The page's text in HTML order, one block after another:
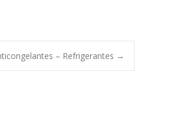
– Refrigerantes →